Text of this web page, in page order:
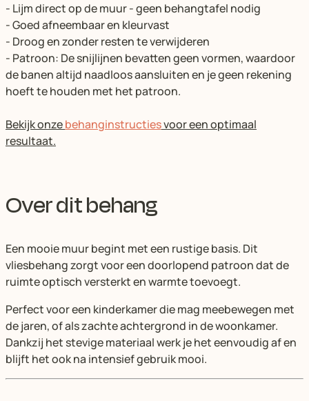
- Lijm direct op de muur - geen behangtafel nodig
- Goed afneembaar en kleurvast
- Droog en zonder resten te verwijderen
- Patroon: De snijlijnen bevatten geen vormen, waardoor
de banen altijd naadloos aansluiten en je geen rekening
hoeft te houden met het patroon.
Bekijk onzebehanginstructiesvoor een optimaal
resultaat.
Over dit behang
Een mooie muur begint met een rustige basis. Dit
vliesbehang zorgt voor een doorlopend patroon dat de
ruimte optisch versterkt en warmte toevoegt.
Perfect voor een kinderkamer die mag meebewegen met
de jaren, of als zachte achtergrond in de woonkamer.
Dankzij het stevige materiaal werk je het eenvoudig af en
blijft het ook na intensief gebruik mooi.